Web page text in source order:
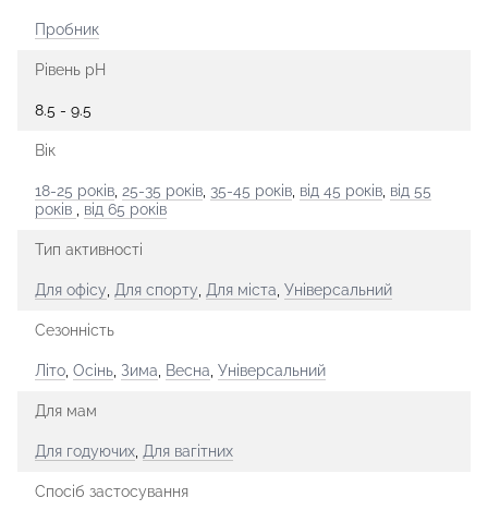
Пробник
Рівень рН
8.5 - 9.5
Вік
18-25 років, 25-35 років, 35-45 років, від 45 років, від 55
років , від 65 років
Тип активності
Для офісу, Для спорту, Для міста, Універсальний
Сезонність
Літо, Осінь, Зима, Весна, Універсальний
Для мам
Для годуючих, Для вагітних
Спосіб застосування